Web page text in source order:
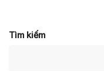
Tìm kiếm